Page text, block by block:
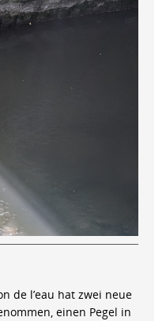
de l’eau hat zwei neue
einen Pegel in